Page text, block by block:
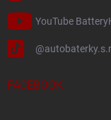
YouTube
FACEBOOK